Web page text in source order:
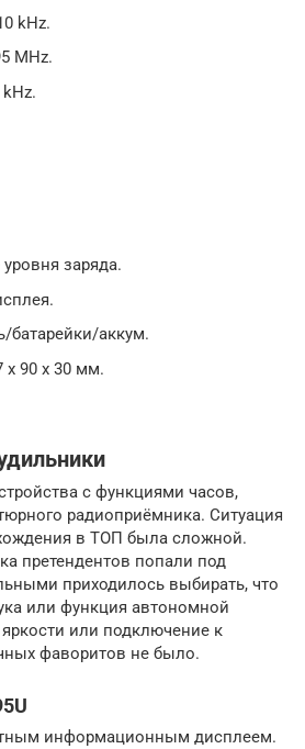
kHz.
MHz.
заряда.
батарейки/аккум.
х 90 х 30 мм.
с функциями часов,
радиоприёмника. Ситуация
в ТОП была сложной.
претендентов попали под
приходилось выбирать, что
или функция автономной
или подключение к
фаворитов не было.
информационным дисплеем.